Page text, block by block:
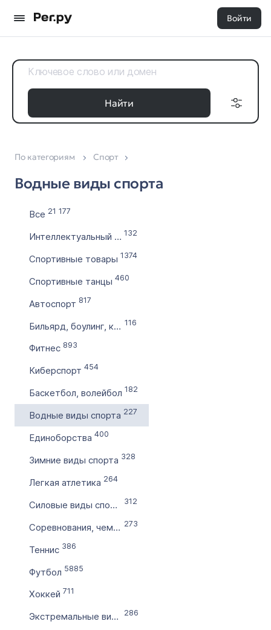
Войти
Найти
Доменные
Все 35
Дата регистрации
с
Выставлен на продажу
с
Цена домена в ₽
до
Без цены
Количество символов
с
по
Дополнительные условия
По категориям Спорт
Водные виды спорта
Все 21 177
Интеллектуальный спорт 132
Спортивные товары 1374
Спортивные танцы 460
Автоспорт 817
Бильярд, боулинг, катки 116
Фитнес 893
Киберспорт 454
Баскетбол, волейбол 182
Водные виды спорта 227
Единоборства 400
Зимние виды спорта 328
Легкая атлетика 264
Силовые виды спорта 312
Соревнования, чемпионаты 273
Теннис 386
Футбол 5885
Хоккей 711
Экстремальные виды спорта 286